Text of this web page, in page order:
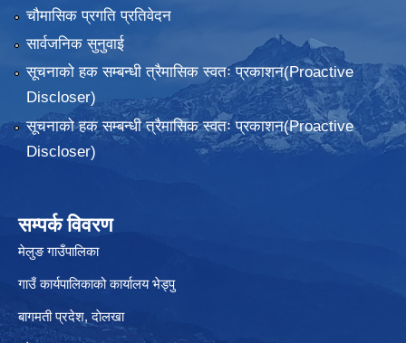
चौमासिक प्रगति प्रतिवेदन
सार्वजनिक सुनुवाई
सूचनाको हक सम्बन्धी त्रैमासिक स्वतः प्रकाशन(Proactive
Discloser)
सूचनाको हक सम्बन्धी त्रैमासिक स्वतः प्रकाशन(Proactive
Discloser)
सम्पर्क विवरण
मेलुङ गाउँपालिका
गाउँ कार्यपालिकाको कार्यालय भेड्पु
बागमती प्रदेश, दाेलखा